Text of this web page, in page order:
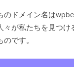
のドメイン名は
々が私たちを見つけ
です。